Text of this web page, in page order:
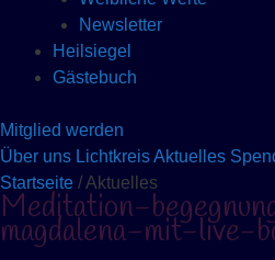
Newsletter
Heilsiegel
Gästebuch
Mitglied werden
Über uns LichtkreisAktuelles
Startseite / Aktuelles
Meditation-
magdalena-mit-live-